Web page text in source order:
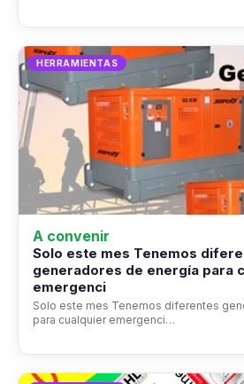
HERRAMIENTAS
A convenir
Solo este mes Tenemos
generadores de energía para
emergenci
Solo este mes Tenemos diferentes
para cualquier emergenci…